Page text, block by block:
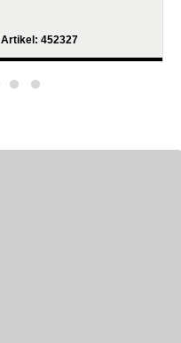
Artikel: 452327